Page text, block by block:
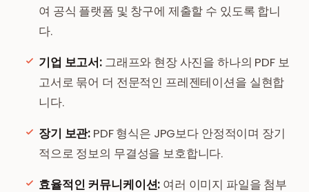
여 공식 플랫폼 및 창구에 제출할 수 있도록 합니
다.
기업 보고서:그래프와 현장 사진을 하나의 PDF 보
고서로 묶어 더 전문적인 프레젠테이션을 실현합
니다.
장기 보관: PDF 형식은 JPG보다 안정적이며 장기
적으로 정보의 무결성을 보호합니다.
효율적인 커뮤니케이션: 여러 이미지 파일을 첨부